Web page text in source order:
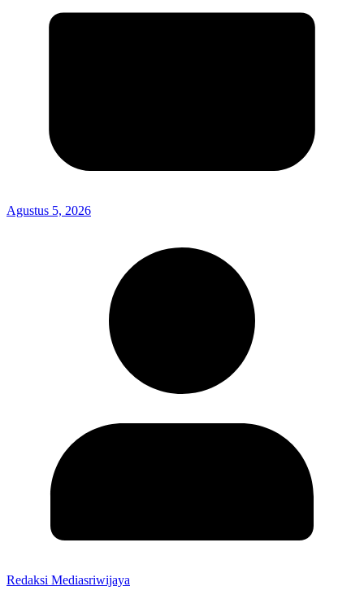
Agustus 5, 2026
Redaksi Mediasriwijaya